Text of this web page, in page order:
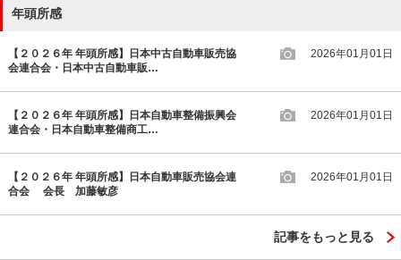
年頭所感
【２０２６年 年頭所感】日本中古自動車販売協
会連合会・日本中古自動車販…
2026年01月01日
【２０２６年 年頭所感】日本自動車整備振興会
連合会・日本自動車整備商工…
2026年01月01日
【２０２６年 年頭所感】日本自動車販売協会連
合会 会長 加藤敏彦
2026年01月01日
記事をもっと見る